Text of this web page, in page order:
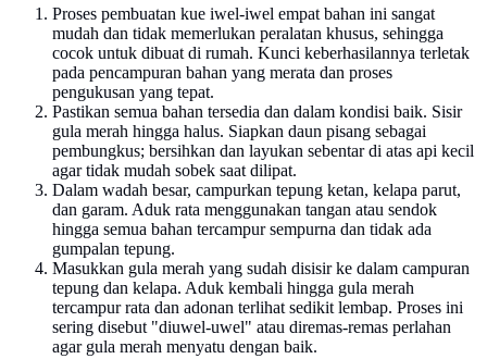
Proses pembuatan kue iwel-iwel empat bahan ini sangat
mudah dan tidak memerlukan peralatan khusus, sehingga
cocok untuk dibuat di rumah. Kunci keberhasilannya terletak
pada pencampuran bahan yang merata dan proses
pengukusan yang tepat.
Pastikan semua bahan tersedia dan dalam kondisi baik. Sisir
gula merah hingga halus. Siapkan daun pisang sebagai
pembungkus; bersihkan dan layukan sebentar di atas api kecil
agar tidak mudah sobek saat dilipat.
Dalam wadah besar, campurkan tepung ketan, kelapa parut,
dan garam. Aduk rata menggunakan tangan atau sendok
hingga semua bahan tercampur sempurna dan tidak ada
gumpalan tepung.
Masukkan gula merah yang sudah disisir ke dalam campuran
tepung dan kelapa. Aduk kembali hingga gula merah
tercampur rata dan adonan terlihat sedikit lembap. Proses ini
sering disebut "diuwel-uwel" atau diremas-remas perlahan
agar gula merah menyatu dengan baik.